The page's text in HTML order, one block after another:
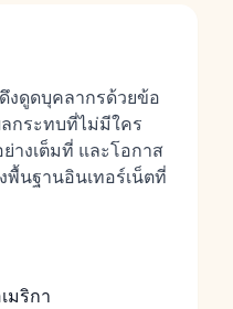
งดูดบุคลากรด้วยข้อ
กระทบที่ไม่มีใคร
างเต็มที่ และโอกาส
พื้นฐานอินเทอร์เน็ตที่
มริกา